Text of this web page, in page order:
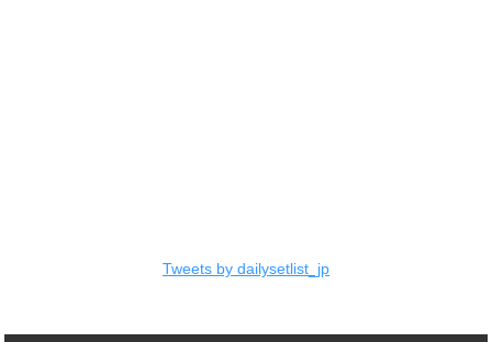
Tweets by dailysetlist_jp